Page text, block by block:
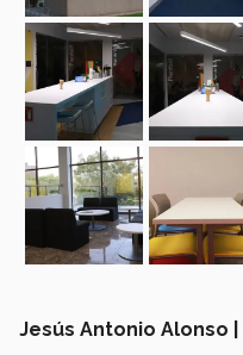
Jesús Antonio Alonso